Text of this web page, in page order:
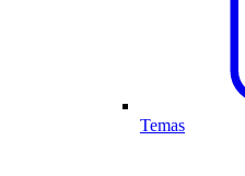
Temas